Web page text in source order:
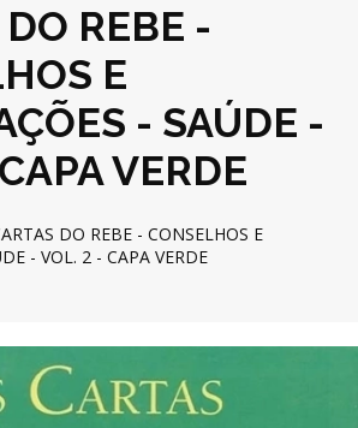
REBE -
E
- SAÚDE -
VERDE
DO REBE - CONSELHOS E
- VOL. 2 - CAPA VERDE